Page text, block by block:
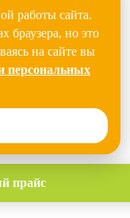
работы сайта.
браузера, но это
на сайте вы
персональных
прайс